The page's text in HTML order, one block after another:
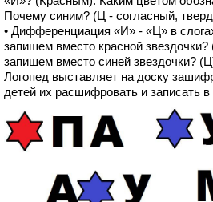
Почему синим? (Ц - согласный,
• Дифференциация «И» - «Ц» в
запишем вместо красной
запишем вместо синей звездочки?
Логопед выставляет на доску
детей их расшифровать и записать в